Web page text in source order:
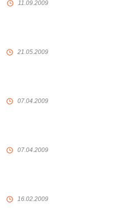
11.09.2009
21.05.2009
07.04.2009
07.04.2009
16.02.2009